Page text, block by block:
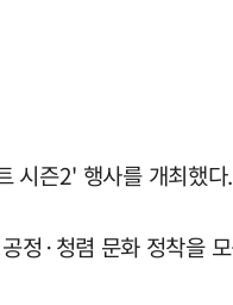
시즌2' 행사를 개최했다.
정·청렴 문화 정착을